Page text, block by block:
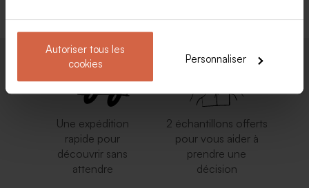
Autoriser tous les
cookies
Personnaliser
Une expédition
rapide pour
découvrir sans
attendre
2 échantillons offerts
pour vous aider à
prendre une
décision